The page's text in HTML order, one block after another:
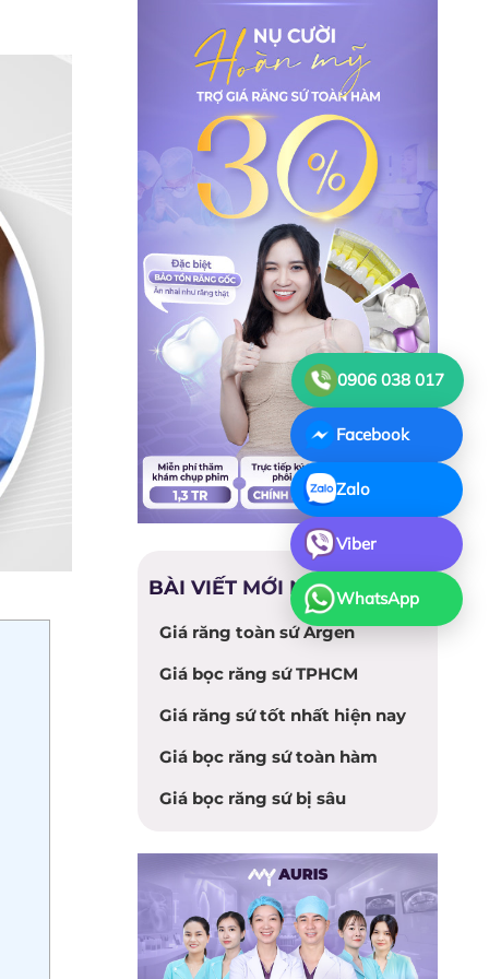
BÀI VIẾT MỚI NHẤT
Giá răng toàn sứ Argen
Giá bọc răng sứ TPHCM
Giá răng sứ tốt nhất hiện nay
Giá bọc răng sứ toàn hàm
Giá bọc răng sứ bị sâu
0906 038 017
Facebook
Zalo
Viber
WhatsApp